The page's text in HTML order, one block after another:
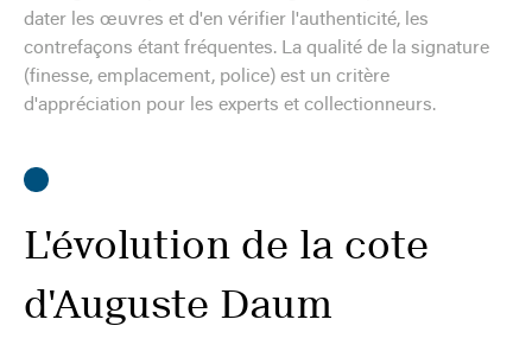
dater les œuvres et d'en vérifier l'authenticité, les
contrefaçons étant fréquentes. La qualité de la signature
(finesse, emplacement, police) est un critère
d'appréciation pour les experts et collectionneurs.
L'évolution de la cote
d'Auguste Daum